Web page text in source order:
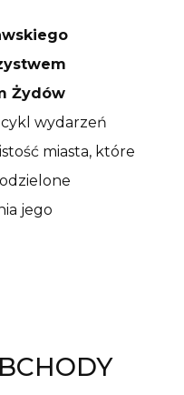
Żydów
wydarzeń
miasta, które
jego